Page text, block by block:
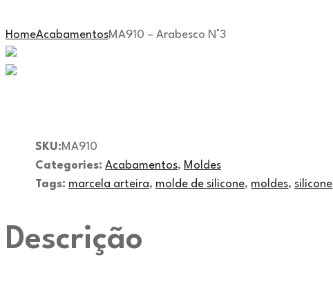
HomeAcabamentosMA910 – Arabesco N°3
SKU:MA910
Categories: Acabamentos, Moldes
Tags: marcela arteira, molde de silicone, moldes, silicone
Descrição